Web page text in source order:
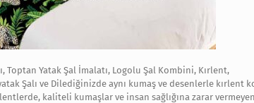
Toptan Yatak Şal İmalatı, Logolu Şal Kombini, Kırlent,
Şalı ve Dilediğinizde aynı kumaş ve desenlerle
kaliteli kumaşlar ve insan sağlığına zarar